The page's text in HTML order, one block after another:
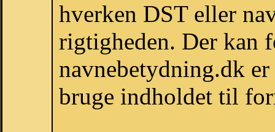
hverken DST eller
rigtigheden. Der kan
navnebetydning.dk
bruge indholdet til